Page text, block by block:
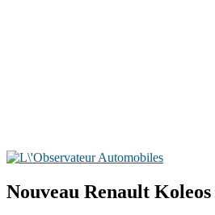
Nouveau Renault